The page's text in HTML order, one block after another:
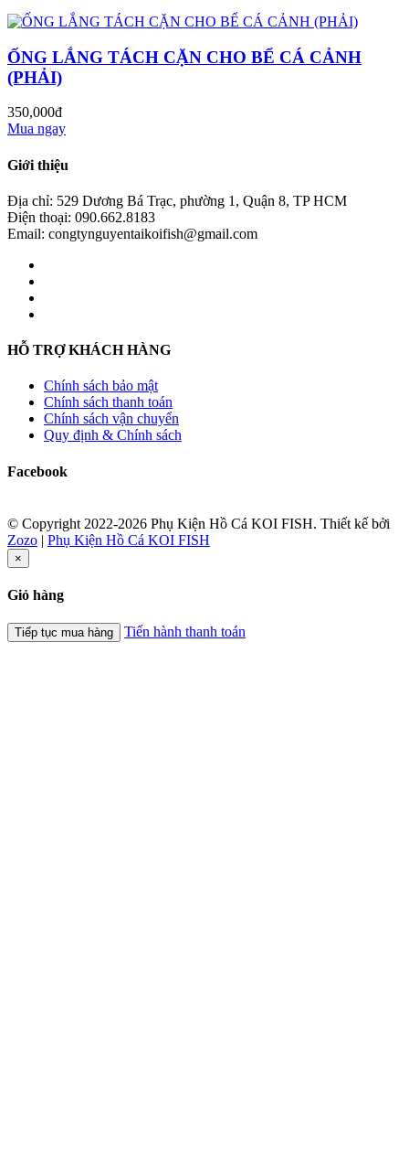
ỐNG LẮNG TÁCH CẶN CHO BỂ CÁ CẢNH
(PHẢI)
350,000đ
Mua ngay
Giới thiệu
Địa chỉ: 529 Dương Bá Trạc, phường 1, Quận 8, TP HCM
Điện thoại: 090.662.8183
Email: congtynguyentaikoifish@gmail.com
HỖ TRỢ KHÁCH HÀNG
Chính sách bảo mật
Chính sách thanh toán
Chính sách vận chuyển
Quy định & Chính sách
Facebook
© Copyright 2022-2026 Phụ Kiện Hồ Cá KOI FISH. Thiết kế bởi
Zozo | Phụ Kiện Hồ Cá KOI FISH
×
Giỏ hàng
Tiếp tục mua hàng Tiến hành thanh toán